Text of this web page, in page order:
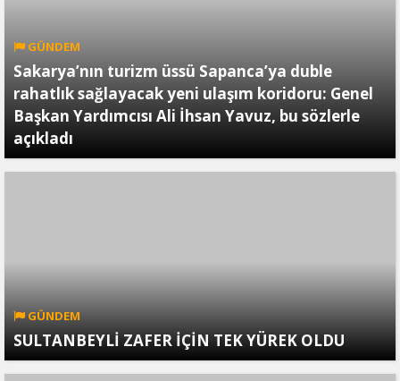
GÜNDEM
Sakarya’nın turizm üssü Sapanca’ya duble
rahatlık sağlayacak yeni ulaşım koridoru: Genel
Başkan Yardımcısı Ali İhsan Yavuz, bu sözlerle
açıkladı
GÜNDEM
SULTANBEYLİ ZAFER İÇİN TEK YÜREK OLDU